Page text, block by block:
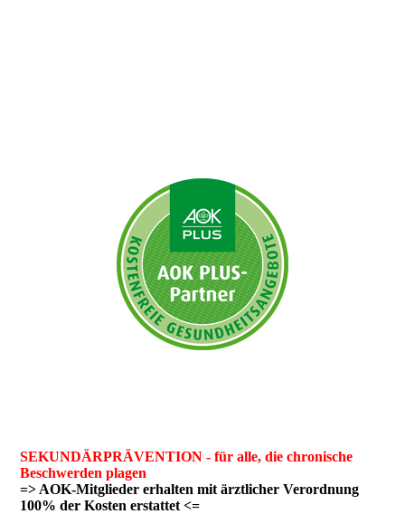
SEKUNDÄRPRÄVENTION - für alle, die chronische
Beschwerden plagen
=> AOK-Mitglieder erhalten mit ärztlicher Verordnung
100% der Kosten erstattet <=